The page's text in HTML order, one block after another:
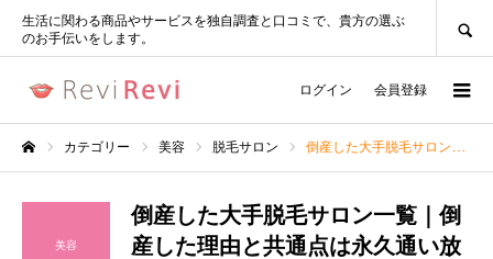
生活に関わる商品やサービスを独自調査と口コミで、貴方の選ぶ
のお手伝いをします。
ログイン 会員登録
カテゴリー 美容 脱毛サロン 倒産した大手脱毛サロン一覧｜倒産した理由と共通点は永久通い放題にあり？
美容
倒産した大手脱毛サロン一覧｜倒
産した理由と共通点は永久通い放